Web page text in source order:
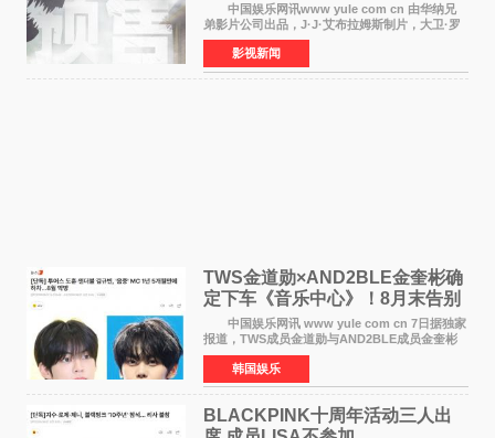
中国娱乐网讯www yule com cn 由华纳兄
弟影片公司出品，J·J·艾布拉姆斯制片，大卫·罗
伯特·米切尔执导，好莱坞巨星安妮·海瑟薇和伊万
·麦克格雷格领衔主演的2026暑期惊悚冒险大片
《逃出绝
影视新闻
TWS金道勋×AND2BLE金奎彬确
定下车《音乐中心》！8月末告别
MC席位
中国娱乐网讯 www yule com cn 7日据独家
报道，TWS成员金道勋与AND2BLE成员金奎彬
将于8月离开《音乐中心》MC的位置。 金道
勋与金奎彬于去年3月与H2H A-NA一起被选为
《音乐中心》MC，约1
韩国娱乐
BLACKPINK十周年活动三人出